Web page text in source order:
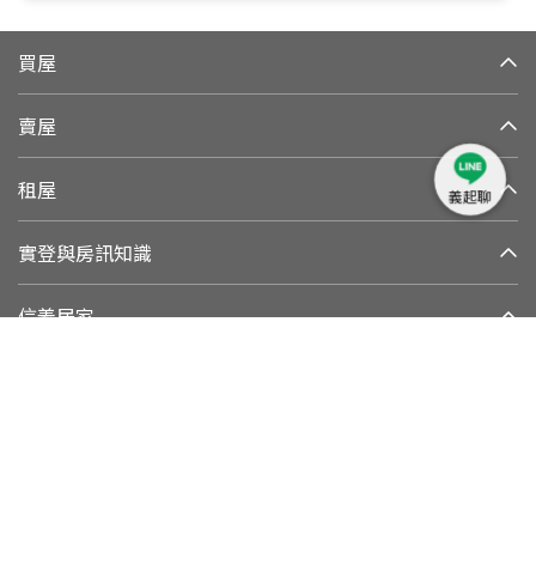
買屋
賣屋
租屋
實登與房訊知識
信義居家
義起聊